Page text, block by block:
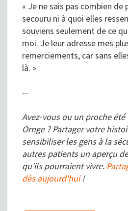
« Je ne sais pas combien de
secouru ni à quoi elles
souviens seulement de ce
moi. Je leur adresse mes
remerciements, car sans
là. »
--
Avez-vous ou un proche
Ornge ? Partager votre
sensibiliser les gens à la
autres patients un aperçu
qu'ils pourraient vivre.
dès aujourd'hui!